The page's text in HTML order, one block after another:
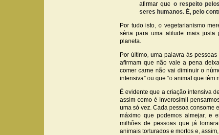
afirmar que o respeito
seres humanos. É, pelo
Por tudo isto, o vegetarianismo
séria para uma atitude mais justa
planeta.
Por último, uma palavra às
afirmam que não vale a pena
comer carne não vai diminuir o
intensiva” ou que “o animal que têm
É evidente que a criação intensiva
assim como é inverosímil
uma só vez. Cada pessoa consome
máximo que podemos almejar, e
milhões de pessoas que já
animais torturados e mortos e,